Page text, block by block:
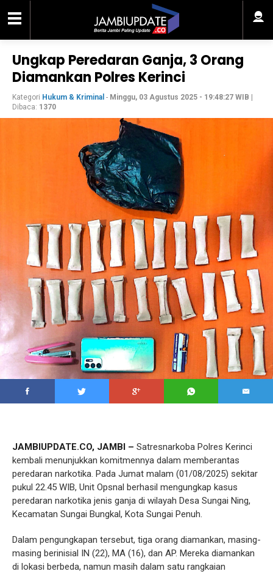
Ungkap Peredaran Ganja, 3 Orang
Diamankan Polres Kerinci
Kategori Hukum & Kriminal - Minggu, 03 Agustus 2025 - 19:48:27 WIB
Dibaca: 1370
JAMBIUPDATE.CO, JAMBI – Satresnarkoba Polres Kerinci
kembali menunjukkan komitmennya dalam memberantas
peredaran narkotika. Pada Jumat malam (01/08/2025) sekitar
pukul 22.45 WIB, Unit Opsnal berhasil mengungkap kasus
peredaran narkotika jenis ganja di wilayah Desa Sungai Ning,
Kecamatan Sungai Bungkal, Kota Sungai Penuh.
Dalam pengungkapan tersebut, tiga orang diamankan, masing-
masing berinisial IN (22), MA (16), dan AP. Mereka diamankan
di lokasi berbeda, namun masih dalam satu rangkaian